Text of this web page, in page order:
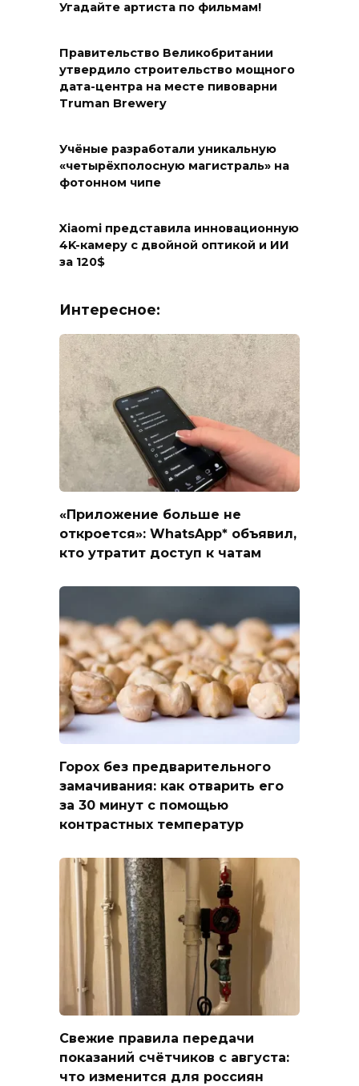
Угадайте артиста по фильмам!
Правительство Великобритании
утвердило строительство мощного
дата-центра на месте пивоварни
Truman Brewery
Учёные разработали уникальную
«четырёхполосную магистраль» на
фотонном чипе
Xiaomi представила инновационную
4K-камеру с двойной оптикой и ИИ
за 120$
Интересное:
«Приложение больше не
откроется»: WhatsApp* объявил,
кто утратит доступ к чатам
Горох без предварительного
замачивания: как отварить его
за 30 минут с помощью
контрастных температур
Свежие правила передачи
показаний счётчиков с августа:
что изменится для россиян